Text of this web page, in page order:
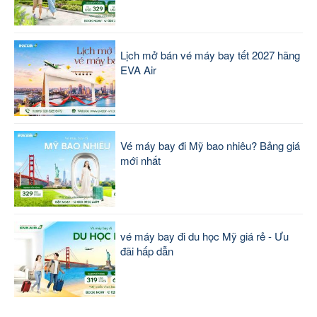
Lịch mở bán vé máy bay tết 2027 hãng
EVA Air
Vé máy bay đi Mỹ bao nhiêu? Bảng giá
mới nhất
vé máy bay đi du học Mỹ giá rẻ - Ưu
đãi hấp dẫn